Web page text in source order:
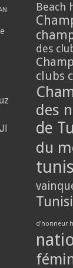
Beach
des
clubs
des
de
du
d'honneur